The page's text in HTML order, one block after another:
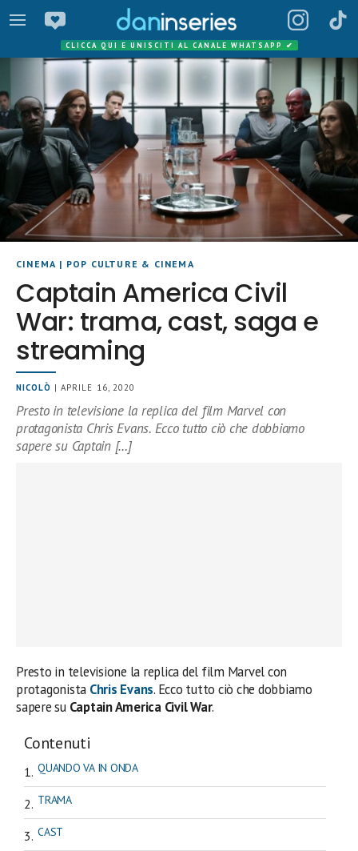
CLICCA QUI E UNISCITI AL CANALE WHATSAPP ✔
CINEMA | POP CULTURE & CINEMA
Captain America Civil
War: trama, cast, saga e
streaming
NICOLÒ | APRILE 16, 2020
Presto in televisione la replica del film Marvel con
protagonista Chris Evans. Ecco tutto ciò che dobbiamo
sapere su Captain […]
Presto in televisione la replica del film Marvel con
protagonista Chris Evans. Ecco tutto ciò che dobbiamo
sapere su Captain America Civil War.
Contenuti
QUANDO VA IN ONDA
TRAMA
CAST